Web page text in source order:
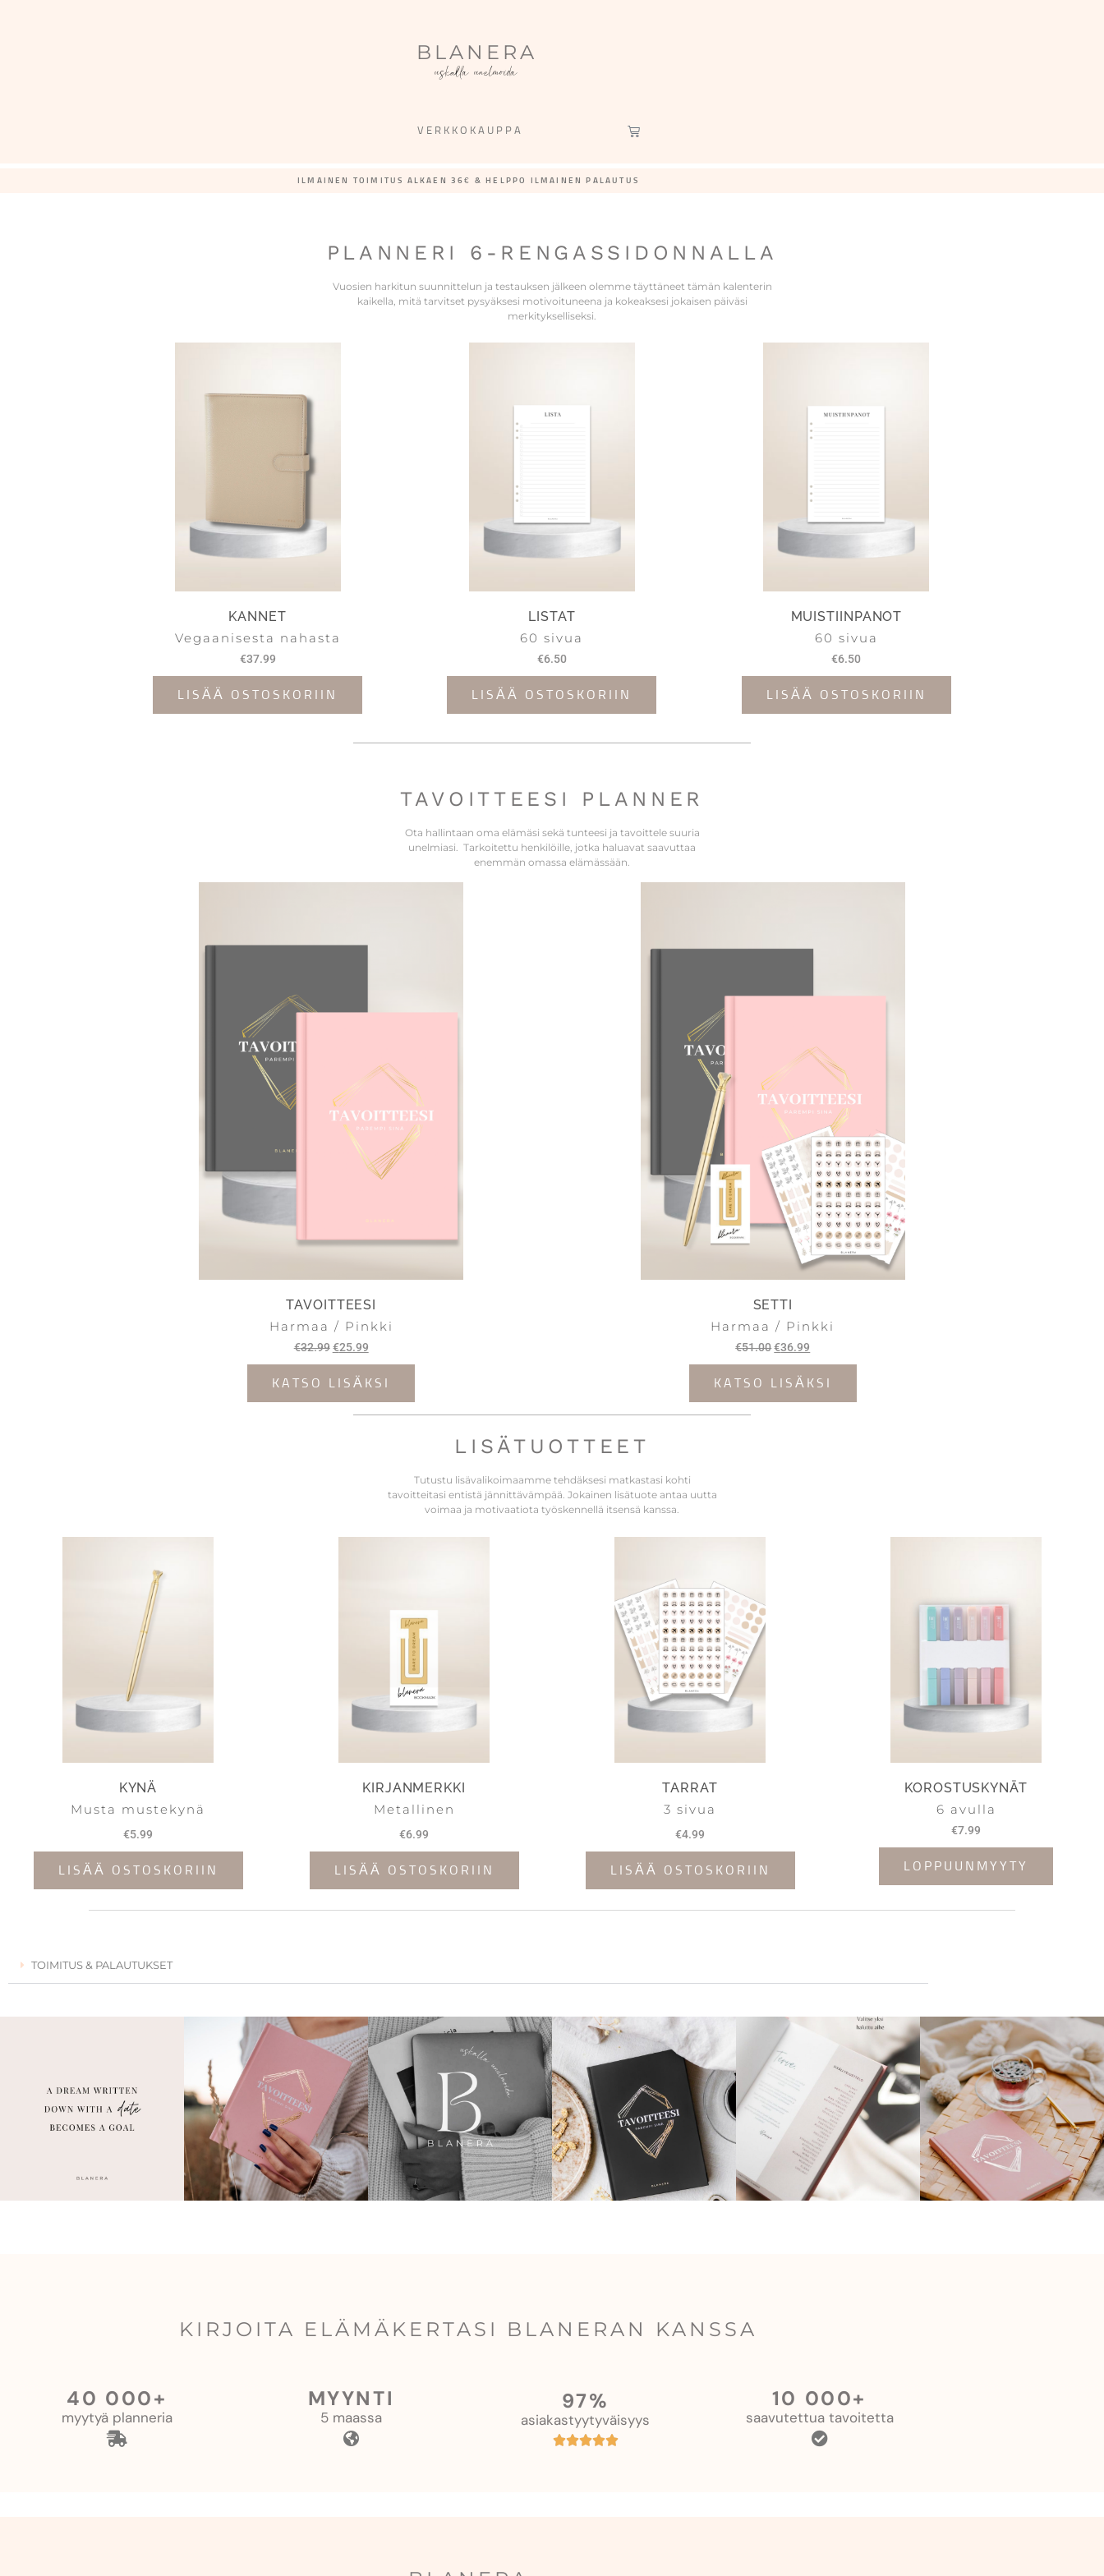
BLANERA
uskalla unelmoida
VERKKOKAUPPA
ILMAINEN TOIMITUS ALKAEN 36€ & HELPPO ILMAINEN PALAUTUS​
PLANNERI 6-RENGASSIDONNALLA
Vuosien harkitun suunnittelun ja testauksen jälkeen olemme täyttäneet tämän kalenterin
kaikella, mitä tarvitset pysyäksesi motivoituneena ja kokeaksesi jokaisen päiväsi
merkitykselliseksi.
KANNET
Vegaanisesta nahasta
€37.99
LISÄÄ OSTOSKORIIN
LISTAT
60 sivua
€6.50
LISÄÄ OSTOSKORIIN
MUISTIINPANOT
60 sivua
€6.50
LISÄÄ OSTOSKORIIN
TAVOITTEESI PLANNER
Ota hallintaan oma elämäsi sekä tunteesi ja tavoittele suuria
unelmiasi. Tarkoitettu henkilöille, jotka haluavat saavuttaa
enemmän omassa elämässään.
TAVOITTEESI
Harmaa / Pinkki
€32.99 €25.99
KATSO LISÄKSI
SETTI
Harmaa / Pinkki
€51.00€36.99
KATSO LISÄKSI
LISÄTUOTTEET
Tutustu lisävalikoimaamme tehdäksesi matkastasi kohti
tavoitteitasi entistä jännittävämpää. Jokainen lisätuote antaa uutta
voimaa ja motivaatiota työskennellä itsensä kanssa.
KYNÄ
Musta mustekynä
€5.99
LISÄÄ OSTOSKORIIN
KIRJANMERKKI
Metallinen
€6.99
LISÄÄ OSTOSKORIIN
TARRAT
3 sivua
€4.99
LISÄÄ OSTOSKORIIN
KOROSTUSKYNÄT
6 avulla
€7.99
LOPPUUNMYYTY
TOIMITUS & PALAUTUKSET
KIRJOITA ELÄMÄKERTASI BLANERAN KANSSA
40 000+
myytyä planneria
MYYNTI
5 maassa
97%
asiakastyytyväisyys
10 000+
saavutettua tavoitetta